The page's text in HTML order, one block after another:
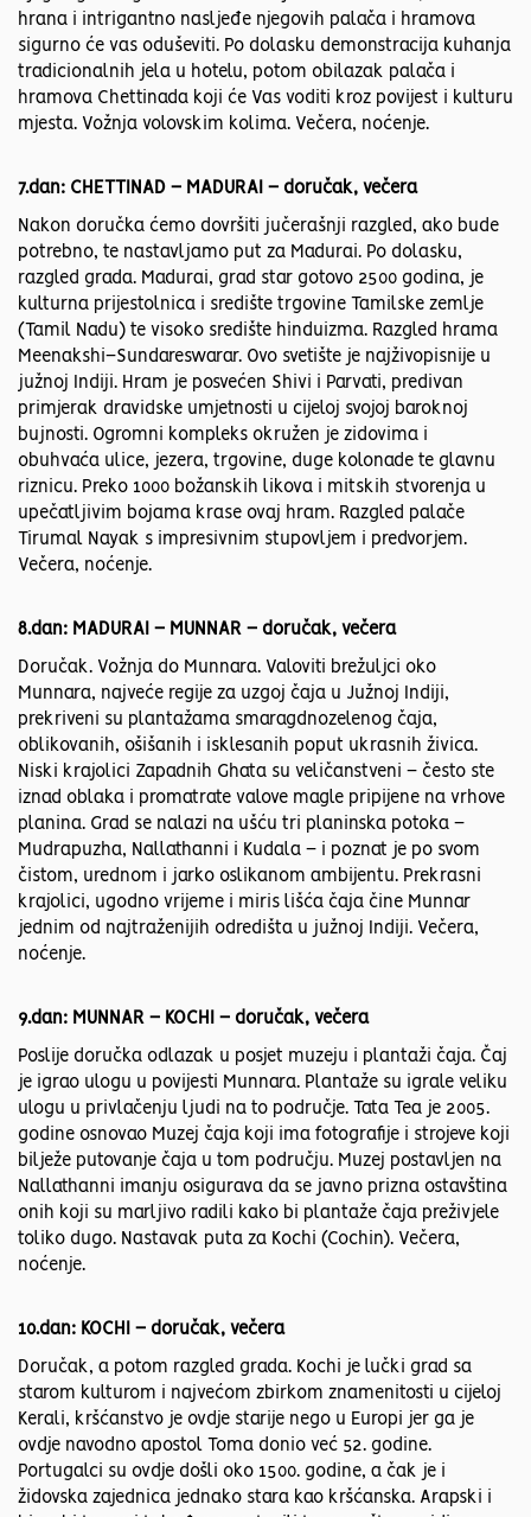
hrana i intrigantno nasljeđe njegovih palača i hramova
sigurno će vas oduševiti. Po dolasku demonstracija kuhanja
tradicionalnih jela u hotelu, potom obilazak palača i
hramova Chettinada koji će Vas voditi kroz povijest i kulturu
mjesta. Vožnja volovskim kolima. Večera, noćenje.
7.dan: CHETTINAD – MADURAI – doručak, večera
Nakon doručka ćemo dovršiti jučerašnji razgled, ako bude
potrebno, te nastavljamo put za Madurai. Po dolasku,
razgled grada. Madurai, grad star gotovo 2500 godina, je
kulturna prijestolnica i središte trgovine Tamilske zemlje
(Tamil Nadu) te visoko središte hinduizma. Razgled hrama
Meenakshi–Sundareswarar. Ovo svetište je najživopisnije u
južnoj Indiji. Hram je posvećen Shivi i Parvati, predivan
primjerak dravidske umjetnosti u cijeloj svojoj baroknoj
bujnosti. Ogromni kompleks okružen je zidovima i
obuhvaća ulice, jezera, trgovine, duge kolonade te glavnu
riznicu. Preko 1000 božanskih likova i mitskih stvorenja u
upečatljivim bojama krase ovaj hram. Razgled palače
Tirumal Nayak s impresivnim stupovljem i predvorjem.
Večera, noćenje.
8.dan: MADURAI – MUNNAR – doručak, večera
Doručak. Vožnja do Munnara. Valoviti brežuljci oko
Munnara, najveće regije za uzgoj čaja u Južnoj Indiji,
prekriveni su plantažama smaragdnozelenog čaja,
oblikovanih, ošišanih i isklesanih poput ukrasnih živica.
Niski krajolici Zapadnih Ghata su veličanstveni – često ste
iznad oblaka i promatrate valove magle pripijene na vrhove
planina. Grad se nalazi na ušću tri planinska potoka –
Mudrapuzha, Nallathanni i Kudala – i poznat je po svom
čistom, urednom i jarko oslikanom ambijentu. Prekrasni
krajolici, ugodno vrijeme i miris lišća čaja čine Munnar
jednim od najtraženijih odredišta u južnoj Indiji. Večera,
noćenje.
9.dan: MUNNAR – KOCHI – doručak, večera
Poslije doručka odlazak u posjet muzeju i plantaži čaja. Čaj
je igrao ulogu u povijesti Munnara. Plantaže su igrale veliku
ulogu u privlačenju ljudi na to područje. Tata Tea je 2005.
godine osnovao Muzej čaja koji ima fotografije i strojeve koji
bilježe putovanje čaja u tom području. Muzej postavljen na
Nallathanni imanju osigurava da se javno prizna ostavština
onih koji su marljivo radili kako bi plantaže čaja preživjele
toliko dugo. Nastavak puta za Kochi (Cochin). Večera,
noćenje.
10.dan: KOCHI – doručak, večera
Doručak, a potom razgled grada. Kochi je lučki grad sa
starom kulturom i najvećom zbirkom znamenitosti u cijeloj
Kerali, kršćanstvo je ovdje starije nego u Europi jer ga je
ovdje navodno apostol Toma donio već 52. godine.
Portugalci su ovdje došli oko 1500. godine, a čak je i
židovska zajednica jednako stara kao kršćanska. Arapski i